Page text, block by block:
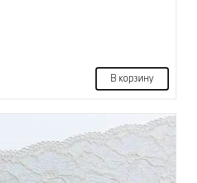
В корзину